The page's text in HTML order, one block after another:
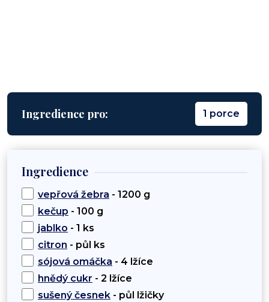
Ingredience pro: 1 porce
Ingredience
vepřová žebra - 1200 g
kečup - 100 g
jablko - 1 ks
citron - půl ks
sójová omáčka - 4 lžíce
hnědý cukr - 2 lžíce
sušený česnek - půl lžičky